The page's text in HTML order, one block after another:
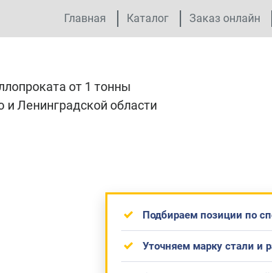
Главная Каталог Заказ онлайн
от 1 тонны
Ленинградской области
Подбираем позиции по
Уточняем марку стали и